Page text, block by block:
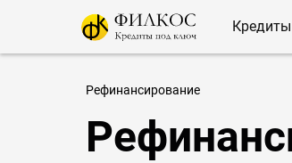
Кредиты
Рефинансирование